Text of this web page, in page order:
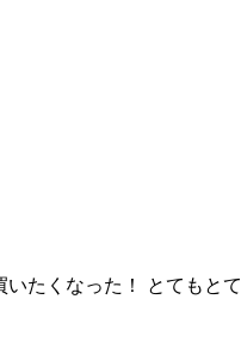
たくなった！ とてもとて